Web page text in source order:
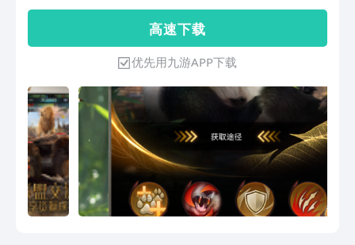
界，背后却危机重重……「联盟集结 统御
万兽」想要找到自己在野兽世界中的地
位，你还需要寻找合适的盟友，或者建立
自己的联盟，加入群战为基础的大世界战
斗，包括集结进攻和防御、联盟战、万兽
之王争夺战等，成为万兽之王！「探索丛
林 资源福地」领地周围危机重重，需要
为你的群落和幼崽建立一个安全的成长环
境，科学规划是领地发展的重要策略！您
需要派遣狐猴去建造家园，种植各种用于
发展领地的资源，你还需要派遣野兽外出
高 速 下 载
优先用九游APP下载